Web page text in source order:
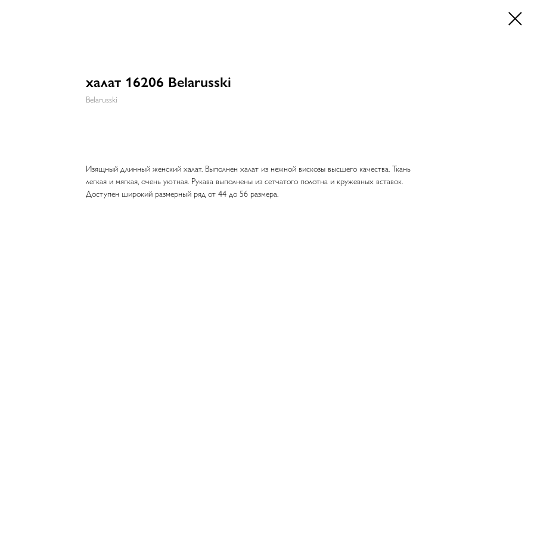
халат 16206 Belarusski
Belarusski
Изящный длинный женский халат. Выполнен халат из нежной вискозы высшего качества. Ткань
легкая и мягкая, очень уютная. Рукава выполнены из сетчатого полотна и кружевных вставок.
Доступен широкий размерный ряд от 44 до 56 размера.